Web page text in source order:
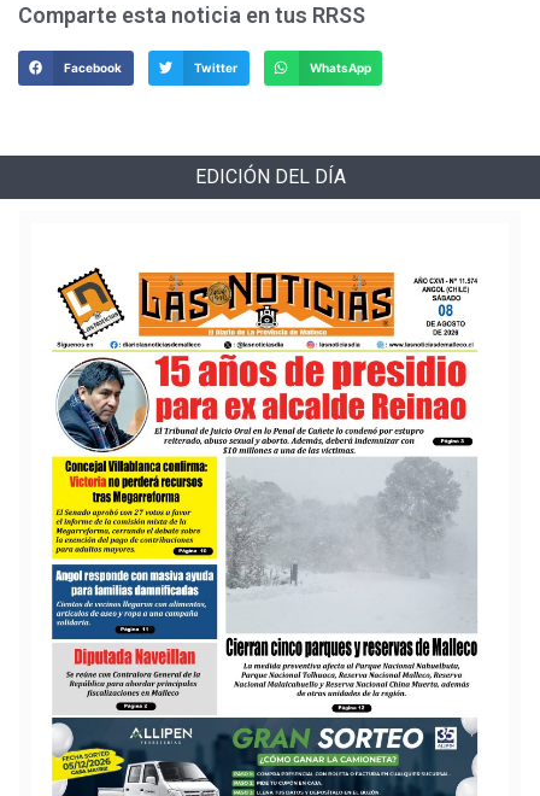
Comparte esta noticia en tus RRSS
Facebook Twitter WhatsApp
EDICIÓN DEL DÍA